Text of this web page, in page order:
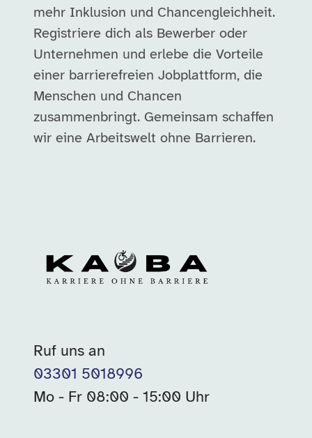
mehr Inklusion und Chancengleichheit.
Registriere dich als Bewerber oder
Unternehmen und erlebe die Vorteile
einer barrierefreien Jobplattform, die
Menschen und Chancen
zusammenbringt. Gemeinsam schaffen
wir eine Arbeitswelt ohne Barrieren.
Ruf uns an
03301 5018996
Mo - Fr 08:00 - 15:00 Uhr